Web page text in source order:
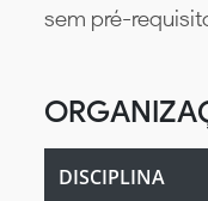
sem pré-
DISCIPLINA